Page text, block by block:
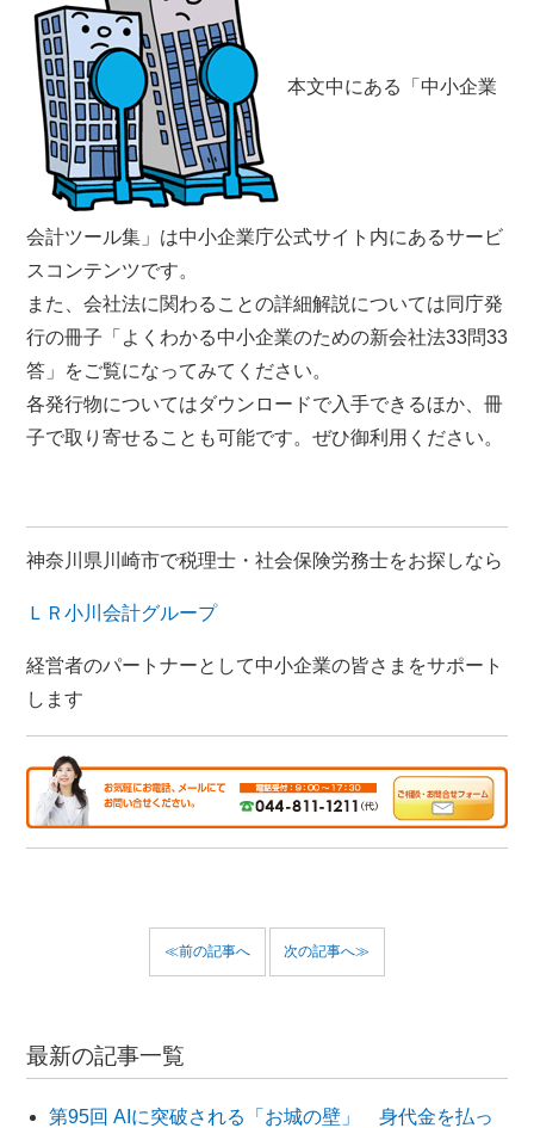
本文中にある「中小企業
会計ツール集」は中小企業庁公式サイト内にあるサービ
スコンテンツです。
また、会社法に関わることの詳細解説については同庁発
行の冊子「よくわかる中小企業のための新会社法33問33
答」をご覧になってみてください。
各発行物についてはダウンロードで入手できるほか、冊
子で取り寄せることも可能です。ぜひ御利用ください。
神奈川県川崎市で税理士・社会保険労務士をお探しなら
ＬＲ小川会計グループ
経営者のパートナーとして中小企業の皆さまをサポート
します
≪前の記事へ 次の記事へ≫
最新の記事一覧
第95回 AIに突破される「お城の壁」 身代金を払っ